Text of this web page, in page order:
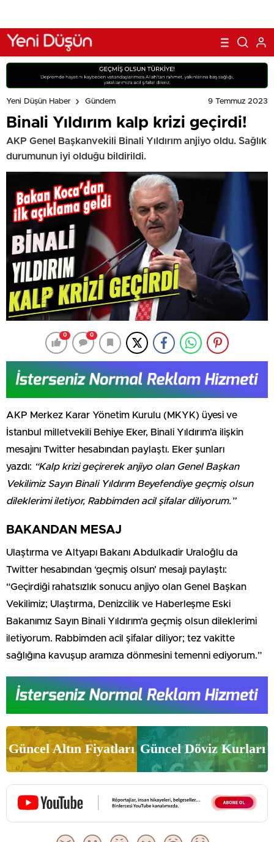
Yeni Düşün Haber Gündem 9 Temmuz 2023
Binali Yıldırım kalp krizi geçirdi!
AKP Genel Başkanvekili Binali Yıldırım anjiyo oldu. Sağlık
durumunun iyi olduğu bildirildi.
0 0
AKP Merkez Karar Yönetim Kurulu (MKYK) üyesi ve
İstanbul milletvekili Behiye Eker, Binali Yıldırım’a ilişkin
mesajını Twitter hesabından paylaştı. Eker şunları
yazdı: “Kalp krizi geçirerek anjiyo olan Genel Başkan
Vekilimiz Sayın Binali Yıldırım Beyefendiye geçmiş olsun
dileklerimi iletiyor, Rabbimden acil şifalar diliyorum.”
BAKANDAN MESAJ
Ulaştırma ve Altyapı Bakanı Abdulkadir Uraloğlu da
Twitter hesabından ‘geçmiş olsun’ mesajı paylaştı:
“Geçirdiği rahatsızlık sonucu anjiyo olan Genel Başkan
Vekilimiz; Ulaştırma, Denizcilik ve Haberleşme Eski
Bakanımız Sayın Binali Yıldırım’a geçmiş olsun dileklerimi
iletiyorum. Rabbimden acil şifalar diliyor; tez vakitte
sağlığına kavuşup aramıza dönmesini temenni ediyorum.”
Güncel Altın Fiyatları Güncel Döviz Kurları